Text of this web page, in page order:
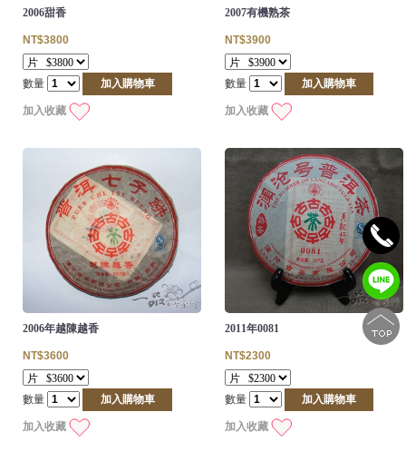
2006甜香
NT$3800
數量 加入購物車
加入收藏
2007有機熟茶
NT$3900
數量 加入購物車
加入收藏
2006年越陳越香
NT$3600
數量 加入購物車
加入收藏
2011年0081
NT$2300
數量 加入購物車
加入收藏